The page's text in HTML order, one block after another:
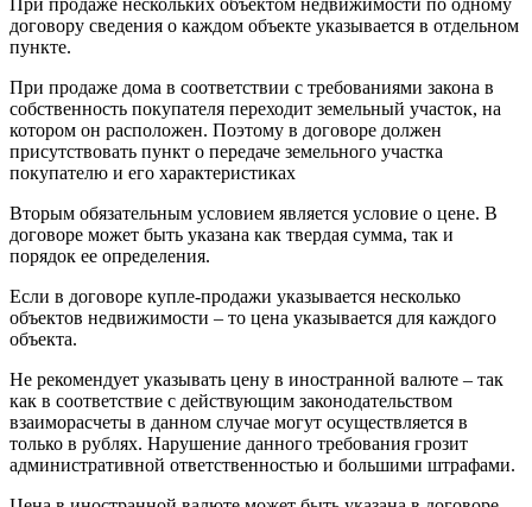
При продаже нескольких объектом недвижимости по одному
договору сведения о каждом объекте указывается в отдельном
пункте.
При продаже дома в соответствии с требованиями закона в
собственность покупателя переходит земельный участок, на
котором он расположен. Поэтому в договоре должен
присутствовать пункт о передаче земельного участка
покупателю и его характеристиках
Вторым обязательным условием является условие о цене. В
договоре может быть указана как твердая сумма, так и
порядок ее определения.
Если в договоре купле-продажи указывается несколько
объектов недвижимости – то цена указывается для каждого
объекта.
Не рекомендует указывать цену в иностранной валюте – так
как в соответствие с действующим законодательством
взаиморасчеты в данном случае могут осуществляется в
только в рублях. Нарушение данного требования грозит
административной ответственностью и большими штрафами.